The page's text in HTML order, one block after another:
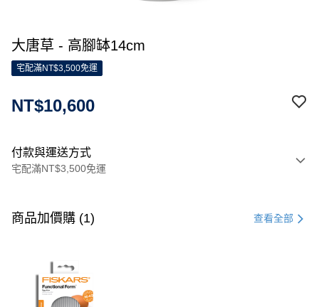
大唐草 - 高腳缽14cm
宅配滿NT$3,500免運
NT$10,600
付款與運送方式
宅配滿NT$3,500免運
信用卡一次付款
3 期 0 利率 每期
合作金庫商業銀行
華南商業銀行
LINE Pay
商品加價購 (1) 查看全部